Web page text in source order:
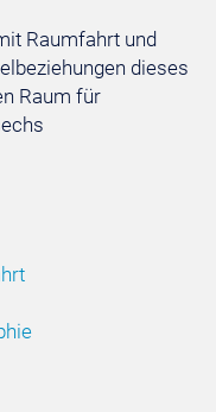
Raumfahrt und
dieses
Raum für